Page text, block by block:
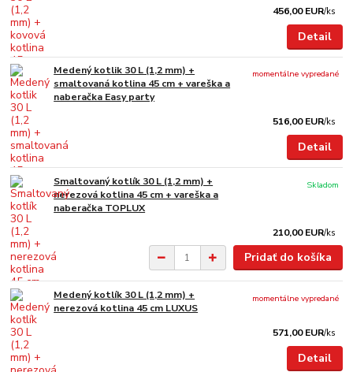
456,00 EUR/ks
Detail
Medený kotlik 30 L (1,2 mm) +
smaltovaná kotlina 45 cm + vareška a
naberačka Easy party
516,00 EUR/ks
momentálne vypredané
Detail
Smaltovaný kotlík 30 L (1,2 mm) +
nerezová kotlina 45 cm + vareška a
naberačka TOPLUX
210,00 EUR/ks
Skladom
Pridať do košíka
Medený kotlík 30 L (1,2 mm) +
nerezová kotlina 45 cm LUXUS
571,00 EUR/ks
momentálne vypredané
Detail